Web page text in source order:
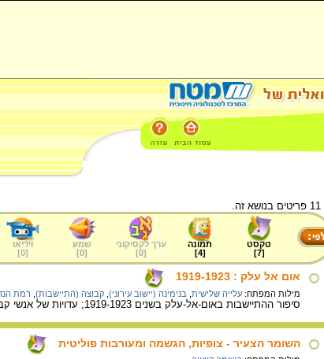
טקסט
[
7
]
תמונה
[
4
]
ערך לקסיקוני
[
0
]
שמע
[
0
]
וידיאו
[
0
]
אום אל עלק : 1919-1923
מילות המפתח: עלייה שלישית בנימינה (יישוב עירוני) קבוצה (התיישבות) רמת
סיפור ההתיישבות באום-אל-עלק בשנים 1919-1923; עדויות של אנשי קבוצת השומר הצעיר, בני העלייה השלישית שהתיישבו במקום ב-1920.
השומר הצעיר - צופיות, הגשמה ומעורבות פוליטית